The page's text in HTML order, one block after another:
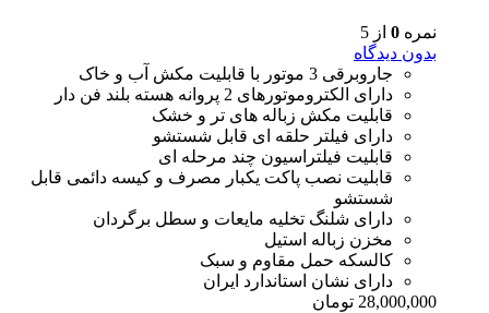
نمره 0 از 5
بدون دیدگاه
جاروبرقی 3 موتور با قابلیت مکش آب و خاک
دارای الکتروموتورهای 2 پروانه هسته بلند فن دار
قابلیت مکش زباله های تر و خشک
دارای فیلتر حلقه ای قابل شستشو
قابلیت فیلتراسیون چند مرحله ای
قابلیت نصب پاکت یکبار مصرف و کیسه دائمی قابل
شستشو
دارای شلنگ تخلیه مایعات و سطل برگردان
مخزن زباله استیل
کالسکه حمل مقاوم و سبک
دارای نشان استاندارد ایران
28,000,000 تومان